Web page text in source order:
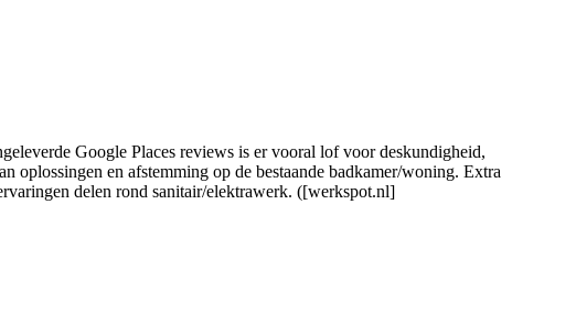
Google Places reviews is er vooral lof voor deskundigheid,
oplossingen en afstemming op de bestaande badkamer/woning. Extra
delen rond sanitair/elektrawerk. ([werkspot.nl]